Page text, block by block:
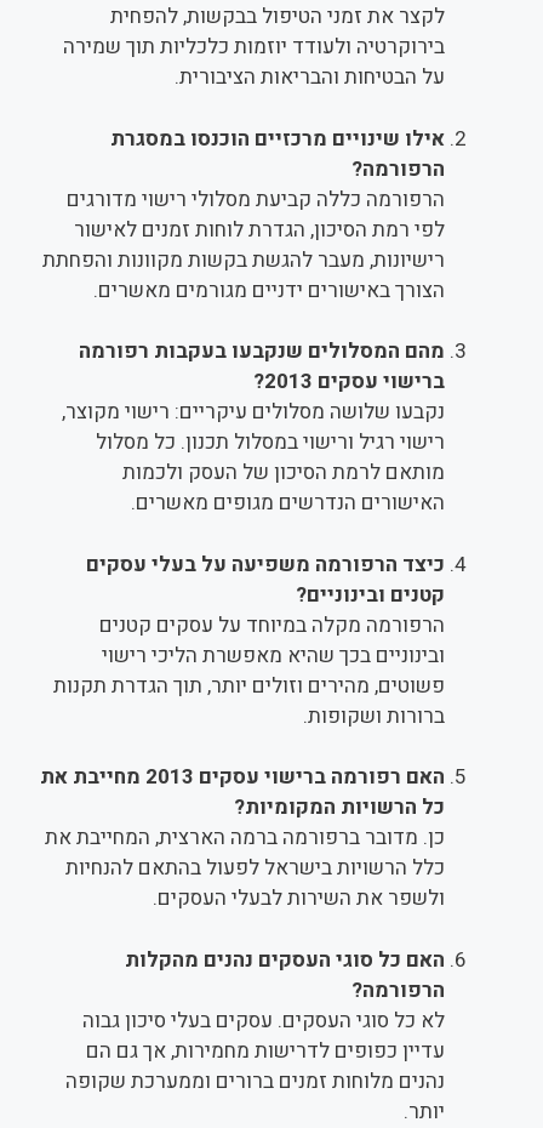
לקצר את זמני הטיפול בבקשות, להפחית
בירוקרטיה ולעודד יוזמות כלכליות תוך שמירה
על הבטיחות והבריאות הציבורית.
אילו שינויים מרכזיים הוכנסו במסגרת
הרפורמה?
הרפורמה כללה קביעת מסלולי רישוי מדורגים
לפי רמת הסיכון, הגדרת לוחות זמנים לאישור
רישיונות, מעבר להגשת בקשות מקוונות והפחתת
הצורך באישורים ידניים מגורמים מאשרים.
מהם המסלולים שנקבעו בעקבות רפורמה
ברישוי עסקים 2013?
נקבעו שלושה מסלולים עיקריים: רישוי מקוצר,
רישוי רגיל ורישוי במסלול תכנון. כל מסלול
מותאם לרמת הסיכון של העסק ולכמות
האישורים הנדרשים מגופים מאשרים.
כיצד הרפורמה משפיעה על בעלי עסקים
קטנים ובינוניים?
הרפורמה מקלה במיוחד על עסקים קטנים
ובינוניים בכך שהיא מאפשרת הליכי רישוי
פשוטים, מהירים וזולים יותר, תוך הגדרת תקנות
ברורות ושקופות.
האם רפורמה ברישוי עסקים 2013 מחייבת את
כל הרשויות המקומיות?
כן. מדובר ברפורמה ברמה הארצית, המחייבת את
כלל הרשויות בישראל לפעול בהתאם להנחיות
ולשפר את השירות לבעלי העסקים.
האם כל סוגי העסקים נהנים מהקלות
הרפורמה?
לא כל סוגי העסקים. עסקים בעלי סיכון גבוה
עדיין כפופים לדרישות מחמירות, אך גם הם
נהנים מלוחות זמנים ברורים וממערכת שקופה
יותר.